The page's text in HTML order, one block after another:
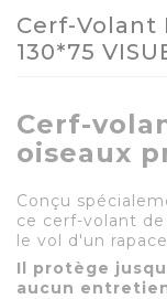
Cerf-Volant
130*75
Cerf-
oiseaux
Conçu
ce cerf-volant
le vol d'un
Il protège
aucun